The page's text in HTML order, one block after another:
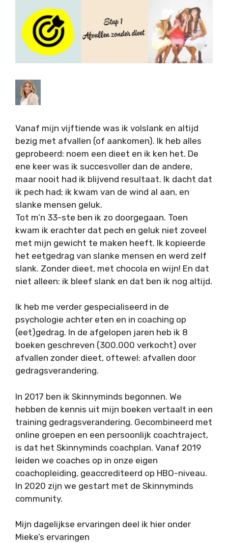
Vanaf mijn vijftiende was ik volslank en altijd
bezig met afvallen (of aankomen). Ik heb alles
geprobeerd: noem een dieet en ik ken het. De
ene keer was ik succesvoller dan de andere,
maar nooit had ik blijvend resultaat. Ik dacht dat
ik pech had; ik kwam van de wind al aan, en
slanke mensen geluk.
Tot m’n 33-ste ben ik zo doorgegaan. Toen
kwam ik erachter dat pech en geluk niet zoveel
met mijn gewicht te maken heeft. Ik kopieerde
het eetgedrag van slanke mensen en werd zelf
slank. Zonder dieet, met chocola en wijn! En dat
niet alleen: ik bleef slank en dat ben ik nog altijd.
Ik heb me verder gespecialiseerd in de
psychologie achter eten en in coaching op
(eet)gedrag. In de afgelopen jaren heb ik 8
boeken geschreven (300.000 verkocht) over
afvallen zonder dieet, oftewel: afvallen door
gedragsverandering.
In 2017 ben ik Skinnyminds begonnen. We
hebben de kennis uit mijn boeken vertaalt in een
training gedragsverandering. Gecombineerd met
online groepen en een persoonlijk coachtraject,
is dat het Skinnyminds coachplan. Vanaf 2019
leiden we coaches op in onze eigen
coachopleiding, geaccrediteerd op HBO-niveau.
In 2020 zijn we gestart met de Skinnyminds
community.
Mijn dagelijkse ervaringen deel ik hier onder
Mieke’s ervaringen